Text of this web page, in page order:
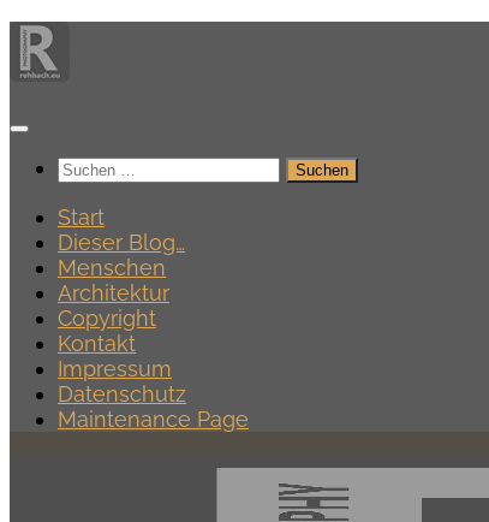
Zum
Inhalt
springen
Suchen
Start
Dieser Blog…
Menschen
Architektur
Copyright
Kontakt
Impressum
Datenschutz
Maintenance Page